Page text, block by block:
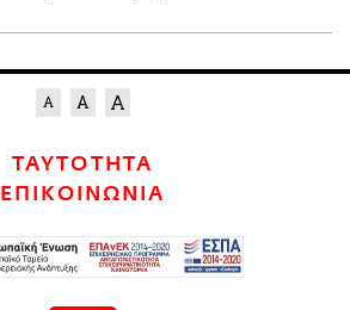
ΤΑΥΤΟΤΗΤΑ
ΕΠΙΚΟΙΝΩΝΙΑ